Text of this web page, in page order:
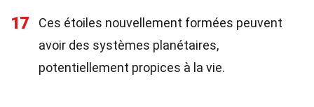
17
Ces étoiles nouvellement formées peuvent
avoir des systèmes planétaires,
potentiellement propices à la vie.